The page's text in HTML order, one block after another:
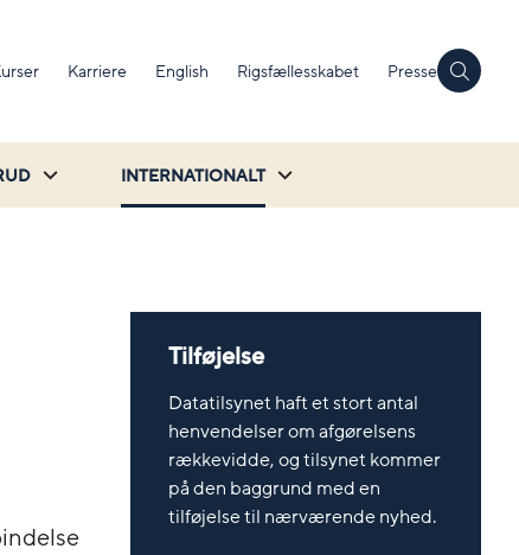
Karriere English Rigsfællesskabet Presse
INTERNATIONALT
Tilføjelse
Datatilsynet haft et stort antal
henvendelser om afgørelsens
rækkevidde, og tilsynet kommer
på den baggrund med en
tilføjelse til nærværende nyhed.